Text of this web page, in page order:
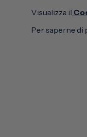
Visualizza il
Per saperne di